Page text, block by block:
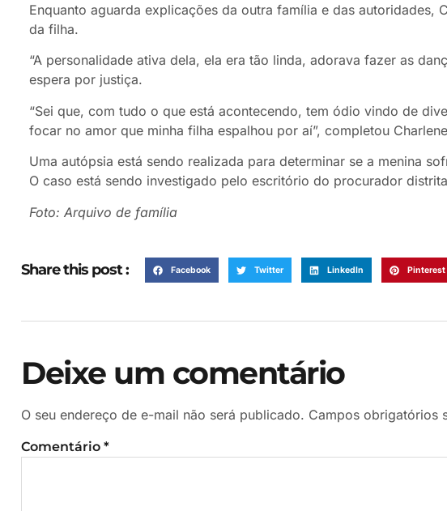
Enquanto aguarda explicações da outra família e das autoridades,
da filha.
“A personalidade ativa dela, ela era tão linda, adorava fazer as
espera por justiça.
“Sei que, com tudo o que está acontecendo, tem ódio vindo de
focar no amor que minha filha espalhou por aí”, completou
Uma autópsia está sendo realizada para determinar se a menina
O caso está sendo investigado pelo escritório do procurador
Foto: Arquivo de família
Share this post : Facebook Twitter LinkedIn Pinterest
Deixe um comentário
O seu endereço de e-mail não será publicado. Campos obrigatórios
Comentário *